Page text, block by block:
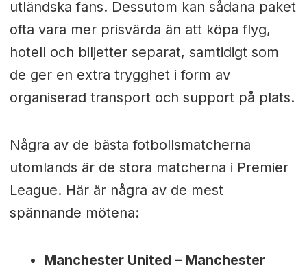
utländska fans. Dessutom kan sådana paket
ofta vara mer prisvärda än att köpa flyg,
hotell och biljetter separat, samtidigt som
de ger en extra trygghet i form av
organiserad transport och support på plats.
Några av de bästa fotbollsmatcherna
utomlands är de stora matcherna i Premier
League. Här är några av de mest
spännande mötena:
Manchester United – Manchester